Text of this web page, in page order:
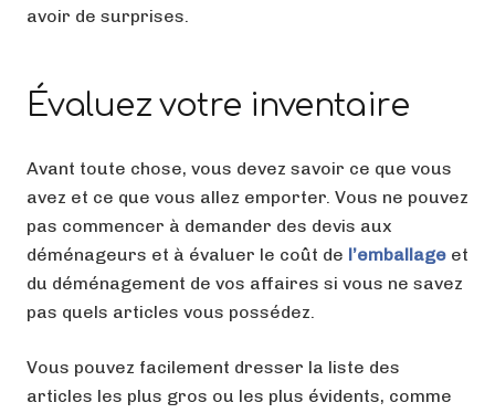
avoir de surprises.
Évaluez votre inventaire
Avant toute chose, vous devez savoir ce que vous
avez et ce que vous allez emporter. Vous ne pouvez
pas commencer à demander des devis aux
déménageurs et à évaluer le coût de l’emballage et
du déménagement de vos affaires si vous ne savez
pas quels articles vous possédez.
Vous pouvez facilement dresser la liste des
articles les plus gros ou les plus évidents, comme